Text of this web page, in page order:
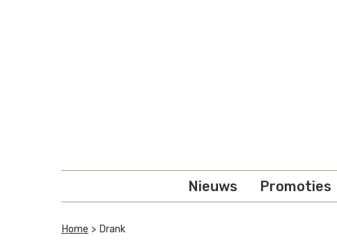
Nieuws Promoties
U bent hier
Home > Drank